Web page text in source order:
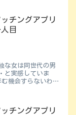
チングアプリ
目
な女は同世代の男
と実感していま
機会すらないわた
チングアプリ